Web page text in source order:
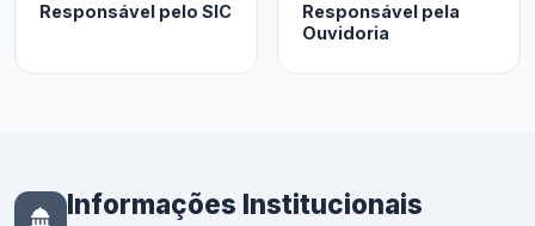
Responsável pelo SIC
Responsável pela
Ouvidoria
Informações Institucionais